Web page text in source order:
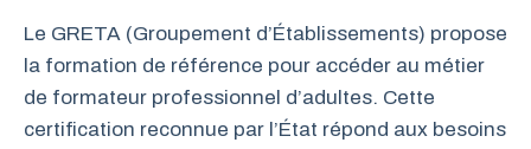
Le GRETA (Groupement d’Établissements) propose
la formation de référence pour accéder au métier
de formateur professionnel d’adultes. Cette
certification reconnue par l’État répond aux besoins